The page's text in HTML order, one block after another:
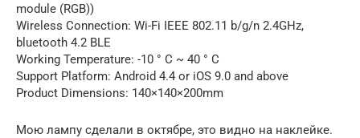
module (RGB))
Wireless Connection: Wi-Fi IEEE 802.11 b/g/n 2.4GHz,
bluetooth 4.2 BLE
Working Temperature: -10 ° C ~ 40 ° C
Support Platform: Android 4.4 or iOS 9.0 and above
Product Dimensions: 140×140×200mm
Мою лампу сделали в октябре, это видно на наклейке.